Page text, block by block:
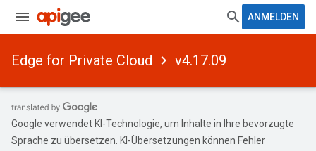
ANMELDEN
Edge for Private Cloud v4.17.09
Google verwendet KI-Technologie, um Inhalte in Ihre bevorzugte
Sprache zu übersetzen. KI-Übersetzungen können Fehler